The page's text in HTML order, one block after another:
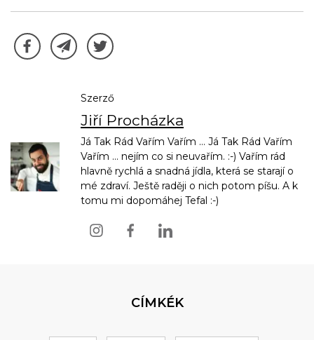
Szerző
Jiří Procházka
Já Tak Rád Vařím Vařím ... Já Tak Rád Vařím
Vařím ... nejím co si neuvařím. :-) Vařím rád
hlavně rychlá a snadná jídla, která se starají o
mé zdraví. Ještě raději o nich potom píšu. A k
tomu mi dopomáhej Tefal :-)
CÍMKÉK